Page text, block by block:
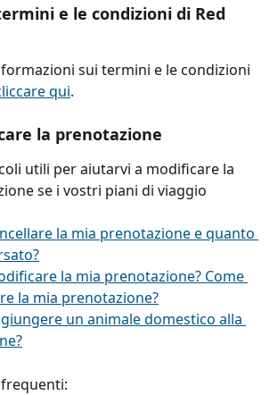
e le condizioni di Red
sui termini e le condizioni
qui.
la prenotazione
utili per aiutarvi a modificare la
se i vostri piani di viaggio
la mia prenotazione e quanto
la mia prenotazione? Come
la mia prenotazione?
un animale domestico alla